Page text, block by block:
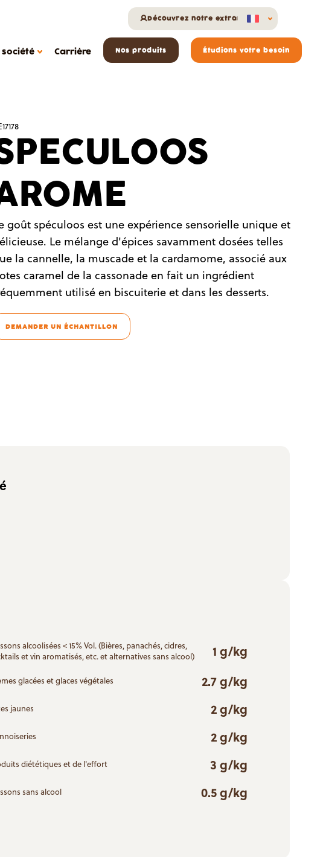
société
METAROM
Carrière Nos produits Étudions votre besoin
Découvrez notre extranet
goût spéculoos est une expérience sensorielle unique et
Le mélange d'épices savamment dosées telles
la cannelle, la muscade et la cardamome, associé aux
caramel de la cassonade en fait un ingrédient
utilisé en biscuiterie et dans les desserts.
DEMANDER UN ÉCHANTILLON
alcoolisées < 15% Vol. (Bières, panachés, cidres,
et vin aromatisés, etc. et alternatives sans alcool)
1 g/kg
glacées et glaces végétales 2.7 g/kg
jaunes 2 g/kg
2 g/kg
diététiques et de l'effort 3 g/kg
sans alcool 0.5 g/kg